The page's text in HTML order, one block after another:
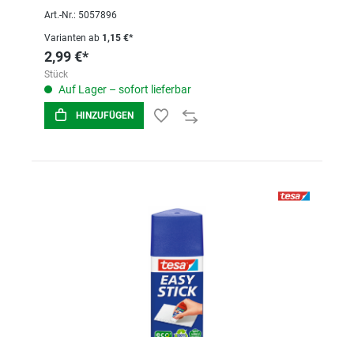
Art.-Nr.: 5057896
Varianten ab 1,15 €*
2,99 €*
Stück
Auf Lager – sofort lieferbar
HINZUFÜGEN